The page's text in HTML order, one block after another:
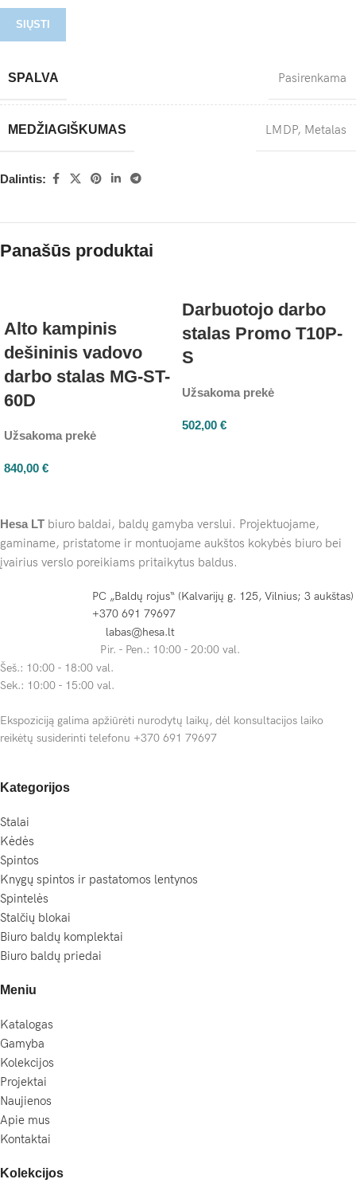
SPALVA Pasirenkama
MEDŽIAGIŠKUMAS LMDP, Metalas
Dalintis:
Panašūs produktai
Alto kampinis
dešininis vadovo
darbo stalas MG-ST-
60D
Užsakoma prekė
840,00 €
Darbuotojo darbo
stalas Promo T10P-
S
Užsakoma prekė
502,00 €
Hesa LT biuro baldai, baldų gamyba verslui. Projektuojame,
gaminame, pristatome ir montuojame aukštos kokybės biuro bei
įvairius verslo poreikiams pritaikytus baldus.
PC „Baldų rojus“ (Kalvarijų g. 125, Vilnius; 3 aukštas)
+370 691 79697
labas@hesa.lt
Pir. - Pen.: 10:00 - 20:00 val.
Šeš.: 10:00 - 18:00 val.
Sek.: 10:00 - 15:00 val.
Ekspoziciją galima apžiūrėti nurodytų laikų, dėl konsultacijos laiko
reikėtų susiderinti telefonu +370 691 79697
Kategorijos
Stalai
Kėdės
Spintos
Knygų spintos ir pastatomos lentynos
Spintelės
Stalčių blokai
Biuro baldų komplektai
Biuro baldų priedai
Meniu
Katalogas
Gamyba
Kolekcijos
Projektai
Naujienos
Apie mus
Kontaktai
Kolekcijos